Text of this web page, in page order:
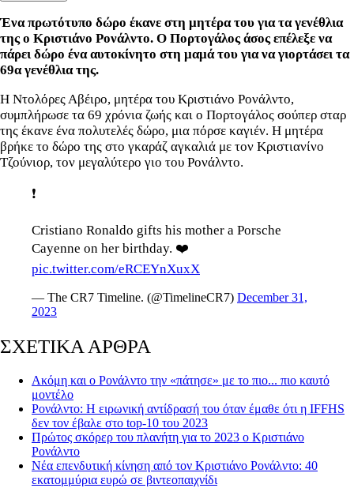
Ένα πρωτότυπο δώρο έκανε στη μητέρα του για τα γενέθλια
της ο Κριστιάνο Ρονάλντο. Ο Πορτογάλος άσος επέλεξε να
πάρει δώρο ένα αυτοκίνητο στη μαμά του για να γιορτάσει τα
69α γενέθλια της.
Η Ντολόρες Αβέιρο, μητέρα του Κριστιάνο Ρονάλντο,
συμπλήρωσε τα 69 χρόνια ζωής και ο Πορτογάλος σούπερ σταρ
της έκανε ένα πολυτελές δώρο, μια πόρσε καγιέν. Η μητέρα
βρήκε το δώρο της στο γκαράζ αγκαλιά με τον Κριστιανίνο
Τζούνιορ, τον μεγαλύτερο γιο του Ρονάλντο.
❗️
Cristiano Ronaldo gifts his mother a Porsche
Cayenne on her birthday. ❤️
pic.twitter.com/eRCEYnXuxX
— The CR7 Timeline. (@TimelineCR7) December 31,
2023
ΣΧΕΤΙΚΑ ΑΡΘΡΑ
Ακόμη και ο Ρονάλντο την «πάτησε» με το πιο... πιο καυτό
μοντέλο
Ρονάλντο: Η ειρωνική αντίδρασή του όταν έμαθε ότι η IFFHS
δεν τον έβαλε στο top-10 του 2023
Πρώτος σκόρερ του πλανήτη για το 2023 ο Κριστιάνο
Ρονάλντο
Νέα επενδυτική κίνηση από τον Κριστιάνο Ρονάλντο: 40
εκατομμύρια ευρώ σε βιντεοπαιχνίδι